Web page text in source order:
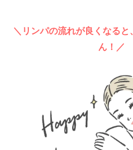
＼リンパの流れが良くなると
ん！／